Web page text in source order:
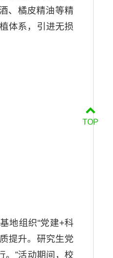
、橘皮精油等精
体系，引进无损
地组织“党建+科
提升。研究生党
。”活动期间，校
TOP